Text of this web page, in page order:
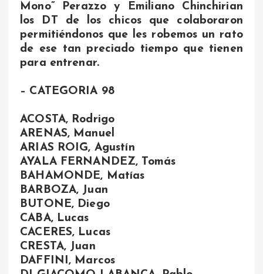
Mono” Perazzo y Emiliano Chinchirian
los DT de los chicos que colaboraron
permitiéndonos que les robemos un rato
de ese tan preciado tiempo que tienen
para entrenar.
– CATEGORIA 98
ACOSTA, Rodrigo
ARENAS, Manuel
ARIAS ROIG, Agustín
AYALA FERNANDEZ, Tomás
BAHAMONDE, Matías
BARBOZA, Juan
BUTONE, Diego
CABA, Lucas
CACERES, Lucas
CRESTA, Juan
DAFFINI, Marcos